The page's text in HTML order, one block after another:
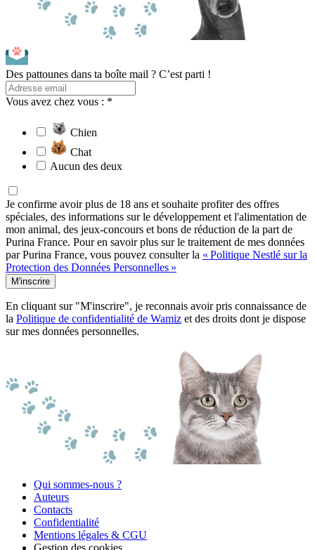
Des pattounes dans ta boîte mail ? C’est parti !
Vous avez chez vous : *
Chien
Chat
Aucun des deux
Je confirme avoir plus de 18 ans et souhaite profiter des offres
spéciales, des informations sur le développement et l'alimentation de
mon animal, des jeux-concours et bons de réduction de la part de
Purina France. Pour en savoir plus sur le traitement de mes données
par Purina France, vous pouvez consulter la « Politique Nestlé sur la
Protection des Données Personnelles »
M'inscrire
En cliquant sur "M'inscrire", je reconnais avoir pris connaissance de
la Politique de confidentialité de Wamiz et des droits dont je dispose
sur mes données personnelles.
Qui sommes-nous ?
Auteurs
Contacts
Confidentialité
Mentions légales & CGU